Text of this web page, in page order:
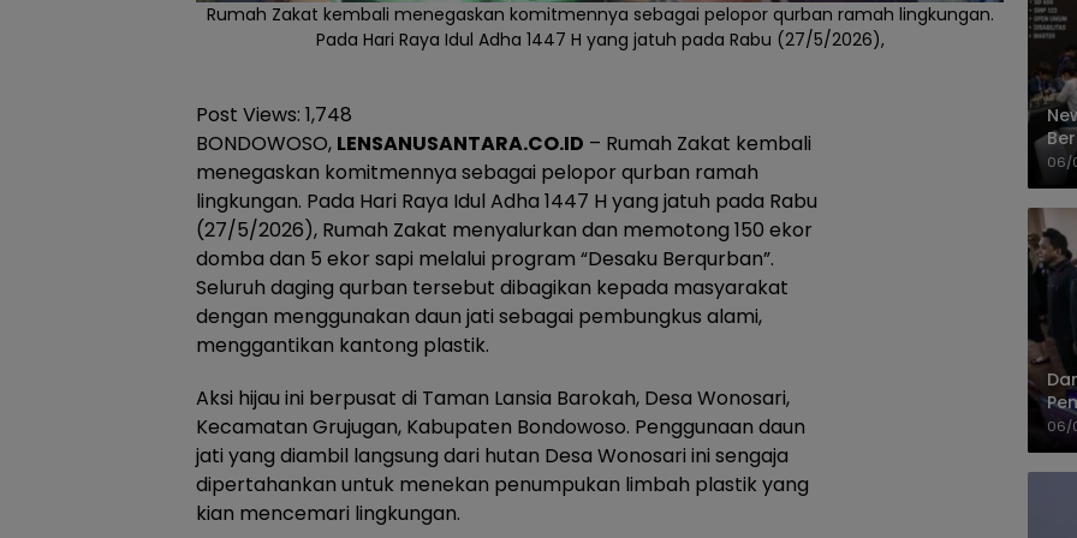
Rumah Zakat kembali menegaskan komitmennya sebagai pelopor qurban ramah lingkungan.
Pada Hari Raya Idul Adha 1447 H yang jatuh pada Rabu (27/5/2026),
Post Views: 1,748
BONDOWOSO, LENSANUSANTARA.CO.ID – Rumah Zakat kembali
menegaskan komitmennya sebagai pelopor qurban ramah
lingkungan. Pada Hari Raya Idul Adha 1447 H yang jatuh pada Rabu
(27/5/2026), Rumah Zakat menyalurkan dan memotong 150 ekor
domba dan 5 ekor sapi melalui program “Desaku Berqurban”.
Seluruh daging qurban tersebut dibagikan kepada masyarakat
dengan menggunakan daun jati sebagai pembungkus alami,
menggantikan kantong plastik.
​Aksi hijau ini berpusat di Taman Lansia Barokah, Desa Wonosari,
Kecamatan Grujugan, Kabupaten Bondowoso. Penggunaan daun
jati yang diambil langsung dari hutan Desa Wonosari ini sengaja
dipertahankan untuk menekan penumpukan limbah plastik yang
kian mencemari lingkungan.
06/
06/